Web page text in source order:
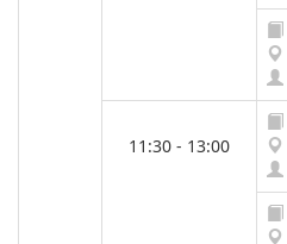
11:30 - 13:00